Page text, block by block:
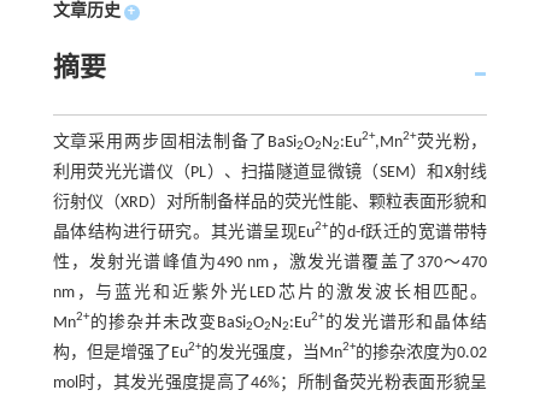
文章历史 +
摘要
文章采用两步固相法制备了BaSi2O2N2:Eu2+,Mn2+荧光粉，
利用荧光光谱仪（PL）、扫描隧道显微镜（SEM）和X射线
衍射仪（XRD）对所制备样品的荧光性能、颗粒表面形貌和
晶体结构进行研究。其光谱呈现Eu2+的d-f跃迁的宽谱带特
性，发射光谱峰值为490 nm，激发光谱覆盖了370～470
nm，与蓝光和近紫外光LED芯片的激发波长相匹配。
Mn2+的掺杂并未改变BaSi2O2N2:Eu2+的发光谱形和晶体结
构，但是增强了Eu2+的发光强度，当Mn2+的掺杂浓度为0.02
mol时，其发光强度提高了46%；所制备荧光粉表面形貌呈